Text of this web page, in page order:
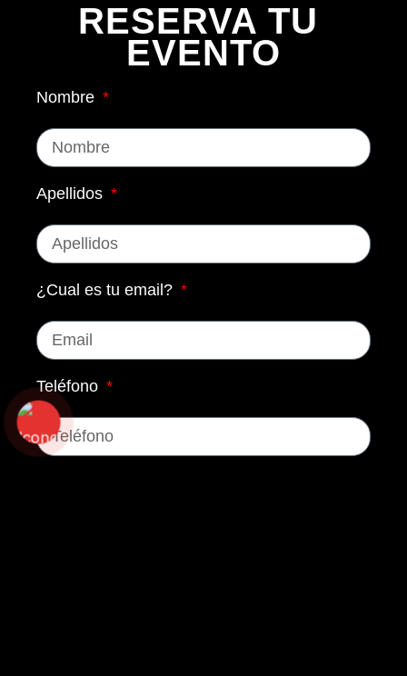
RESERVA TU
EVENTO
Nombre
Apellidos
¿Cual es tu email?
Teléfono